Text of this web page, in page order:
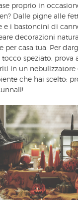
proprio in
Dalle pigne alle
e i bastoncini di
decorazioni
per casa tua. Per
tocco speziato, prova
in un nebulizzatore
che hai scelto: